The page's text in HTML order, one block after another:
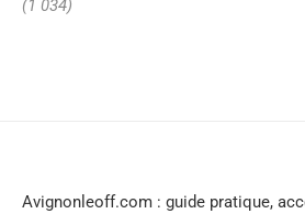
(1 034)
Avignonleoff.com : guide pratique,